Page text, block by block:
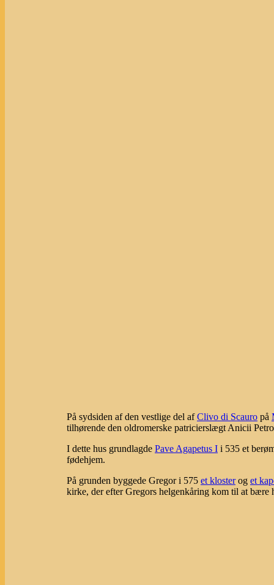
På sydsiden af den vestlige del afClivo di Scauro på
tilhørende den oldromerske patricierslægt Anicii
I dette hus grundlagde Pave Agapetus I i 535 et
fødehjem.
På grunden byggede Gregor i 575 et klosterog et
kirke, der efter Gregors helgenkåring kom til at bære